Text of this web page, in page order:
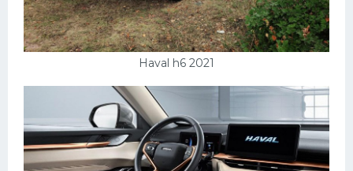
Haval h6 2021